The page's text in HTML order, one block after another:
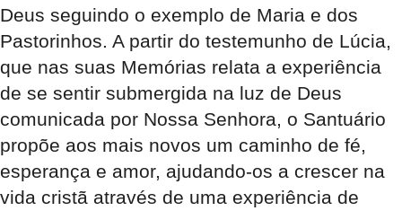
Deus seguindo o exemplo de Maria e dos
Pastorinhos. A partir do testemunho de Lúcia,
que nas suas Memórias relata a experiência
de se sentir submergida na luz de Deus
comunicada por Nossa Senhora, o Santuário
propõe aos mais novos um caminho de fé,
esperança e amor, ajudando-os a crescer na
vida cristã através de uma experiência de